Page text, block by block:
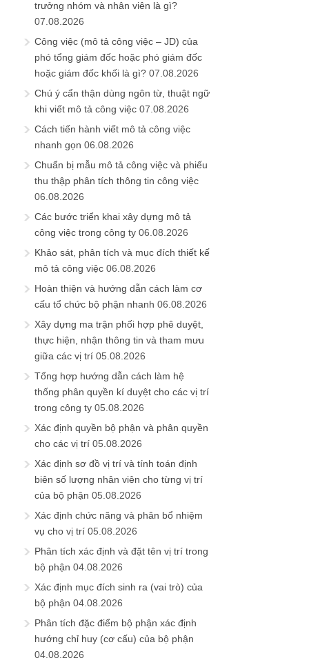
trưởng nhóm và nhân viên là gì?
07.08.2026
Công việc (mô tả công việc – JD) của
phó tổng giám đốc hoặc phó giám đốc
hoặc giám đốc khối là gì? 07.08.2026
Chú ý cẩn thận dùng ngôn từ, thuật ngữ
khi viết mô tả công việc 07.08.2026
Cách tiến hành viết mô tả công việc
nhanh gọn 06.08.2026
Chuẩn bị mẫu mô tả công việc và phiếu
thu thập phân tích thông tin công việc
06.08.2026
Các bước triển khai xây dựng mô tả
công việc trong công ty 06.08.2026
Khảo sát, phân tích và mục đích thiết kế
mô tả công việc 06.08.2026
Hoàn thiện và hướng dẫn cách làm cơ
cấu tổ chức bộ phận nhanh 06.08.2026
Xây dựng ma trận phối hợp phê duyệt,
thực hiện, nhận thông tin và tham mưu
giữa các vị trí 05.08.2026
Tổng hợp hướng dẫn cách làm hệ
thống phân quyền kí duyệt cho các vị trí
trong công ty 05.08.2026
Xác định quyền bộ phận và phân quyền
cho các vị trí 05.08.2026
Xác định sơ đồ vị trí và tính toán định
biên số lượng nhân viên cho từng vị trí
của bộ phận 05.08.2026
Xác định chức năng và phân bổ nhiệm
vụ cho vị trí 05.08.2026
Phân tích xác định và đặt tên vị trí trong
bộ phận 04.08.2026
Xác định mục đích sinh ra (vai trò) của
bộ phận 04.08.2026
Phân tích đặc điểm bộ phận xác định
hướng chỉ huy (cơ cấu) của bộ phận
04.08.2026